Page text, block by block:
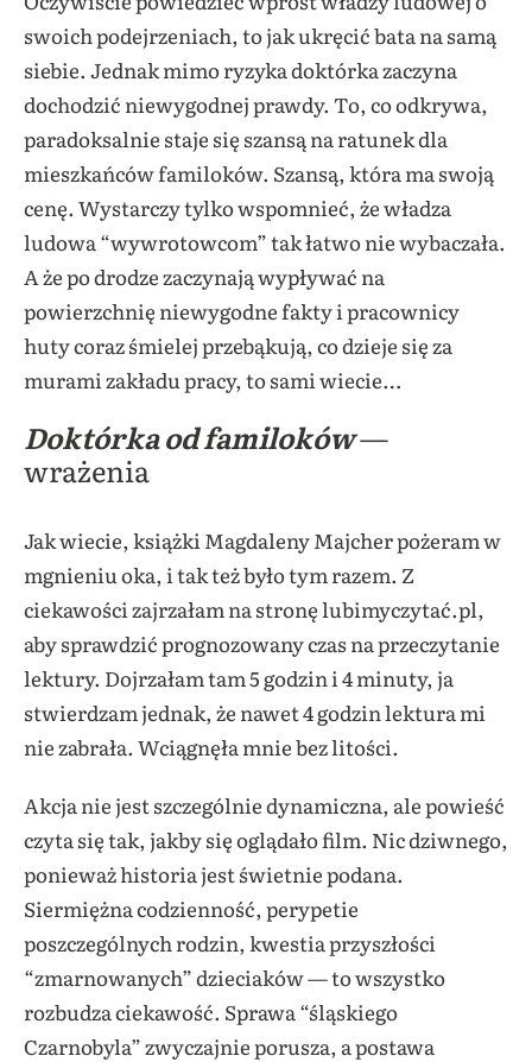
swoich podejrzeniach, to jak ukręcić bata na samą
siebie. Jednak mimo ryzyka doktórka zaczyna
dochodzić niewygodnej prawdy. To, co odkrywa,
paradoksalnie staje się szansą na ratunek dla
mieszkańców familoków. Szansą, która ma swoją
cenę. Wystarczy tylko wspomnieć, że władza
ludowa “wywrotowcom” tak łatwo nie wybaczała.
A że po drodze zaczynają wypływać na
powierzchnię niewygodne fakty i pracownicy
huty coraz śmielej przebąkują, co dzieje się za
murami zakładu pracy, to sami wiecie…
Doktórka od familoków—
wrażenia
Jak wiecie, książki Magdaleny Majcher pożeram w
mgnieniu oka, i tak też było tym razem. Z
ciekawości zajrzałam na stronę lubimyczytać.pl,
aby sprawdzić prognozowany czas na przeczytanie
lektury. Dojrzałam tam 5 godzin i 4 minuty, ja
stwierdzam jednak, że nawet 4 godzin lektura mi
nie zabrała. Wciągnęła mnie bez litości.
Akcja nie jest szczególnie dynamiczna, ale powieść
czyta się tak, jakby się oglądało film. Nic dziwnego,
ponieważ historia jest świetnie podana.
Siermiężna codzienność, perypetie
poszczególnych rodzin, kwestia przyszłości
“zmarnowanych” dzieciaków — to wszystko
rozbudza ciekawość. Sprawa “śląskiego
Czarnobyla” zwyczajnie porusza, a postawa